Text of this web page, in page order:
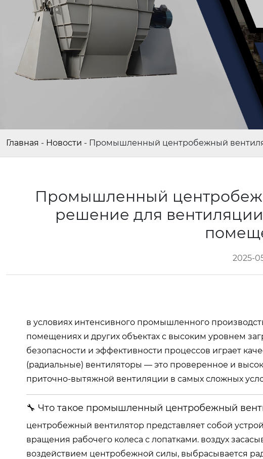
Главная - Новости - Промышленный центробежный
Промышленный
решение для
2025-
в условиях интенсивного промышленного
помещениях и других объектах с высоким уровнем
безопасности и эффективности процессов играет
(радиальные) вентиляторы — это проверенное и
приточно-вытяжной вентиляции в самых сложных
🔧 Что такое промышленный центробежный
центробежный вентилятор представляет собой
вращения рабочего колеса с лопатками. воздух
воздействием центробежной силы, выбрасывается